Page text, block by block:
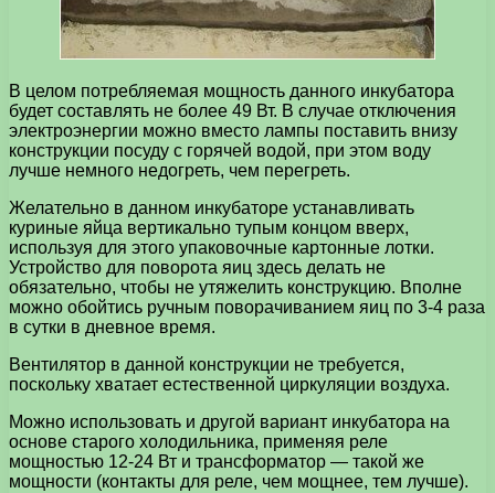
В целом потребляемая мощность данного инкубатора
будет составлять не более 49 Вт. В случае отключения
электроэнергии можно вместо лампы поставить внизу
конструкции посуду с горячей водой, при этом воду
лучше немного недогреть, чем перегреть.
Желательно в данном инкубаторе устанавливать
куриные яйца вертикально тупым концом вверх,
используя для этого упаковочные картонные лотки.
Устройство для поворота яиц здесь делать не
обязательно, чтобы не утяжелить конструкцию. Вполне
можно обойтись ручным поворачиванием яиц по 3-4 раза
в сутки в дневное время.
Вентилятор в данной конструкции не требуется,
поскольку хватает естественной циркуляции воздуха.
Можно использовать и другой вариант инкубатора на
основе старого холодильника, применяя реле
мощностью 12-24 Вт и трансформатор — такой же
мощности (контакты для реле, чем мощнее, тем лучше).